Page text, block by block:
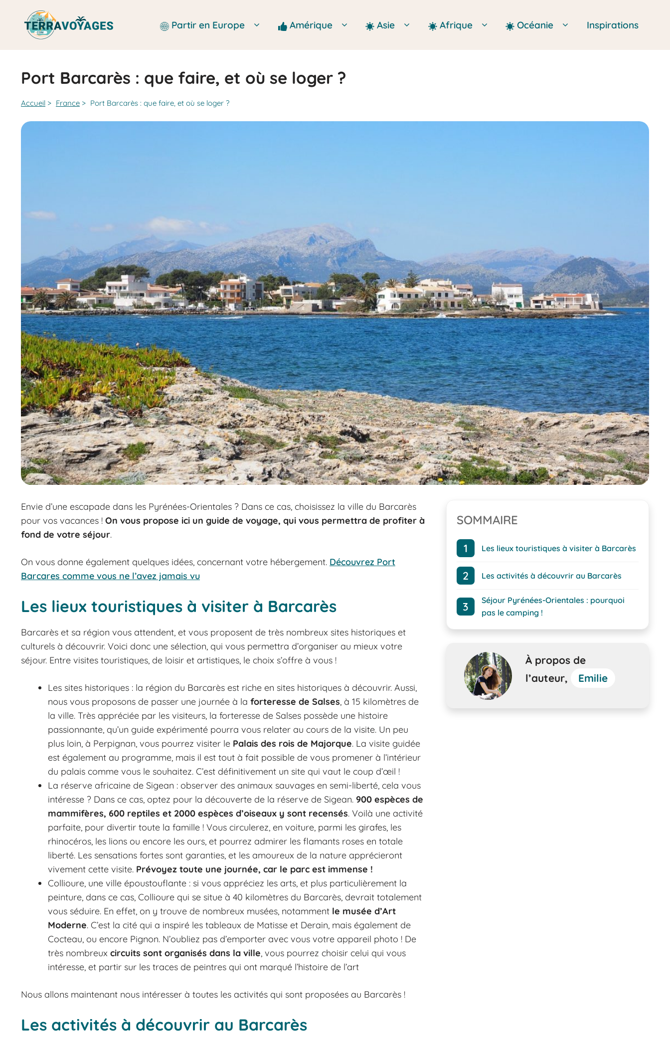
contenu
Partir en Europe Amérique Asie Afrique Océanie Inspirations
Port Barcarès : que faire, et où se loger ?
Accueil > France > Port Barcarès : que faire, et où se loger ?
Envie d’une escapade dans les Pyrénées-Orientales ? Dans ce cas, choisissez la ville du Barcarès
pour vos vacances ! On vous propose ici un guide de voyage, qui vous permettra de profiter à
fond de votre séjour.
On vous donne également quelques idées, concernant votre hébergement. Découvrez Port
Barcares comme vous ne l’avez jamais vu
Les lieux touristiques à visiter à Barcarès
Barcarès et sa région vous attendent, et vous proposent de très nombreux sites historiques et
culturels à découvrir. Voici donc une sélection, qui vous permettra d’organiser au mieux votre
séjour. Entre visites touristiques, de loisir et artistiques, le choix s’offre à vous !
Les sites historiques : la région du Barcarès est riche en sites historiques à découvrir. Aussi,
nous vous proposons de passer une journée à la forteresse de Salses, à 15 kilomètres de
la ville. Très appréciée par les visiteurs, la forteresse de Salses possède une histoire
passionnante, qu’un guide expérimenté pourra vous relater au cours de la visite. Un peu
plus loin, à Perpignan, vous pourrez visiter le Palais des rois de Majorque. La visite guidée
est également au programme, mais il est tout à fait possible de vous promener à l’intérieur
du palais comme vous le souhaitez. C’est définitivement un site qui vaut le coup d’œil !
La réserve africaine de Sigean : observer des animaux sauvages en semi-liberté, cela vous
intéresse ? Dans ce cas, optez pour la découverte de la réserve de Sigean. 900 espèces de
mammifères, 600 reptiles et 2000 espèces d’oiseaux y sont recensés. Voilà une activité
parfaite, pour divertir toute la famille ! Vous circulerez, en voiture, parmi les girafes, les
rhinocéros, les lions ou encore les ours, et pourrez admirer les flamants roses en totale
liberté. Les sensations fortes sont garanties, et les amoureux de la nature apprécieront
vivement cette visite. Prévoyez toute une journée, car le parc est immense !
Collioure, une ville époustouflante : si vous appréciez les arts, et plus particulièrement la
peinture, dans ce cas, Collioure qui se situe à 40 kilomètres du Barcarès, devrait totalement
vous séduire. En effet, on y trouve de nombreux musées, notamment le musée d’Art
Moderne. C’est la cité qui a inspiré les tableaux de Matisse et Derain, mais également de
Cocteau, ou encore Pignon. N’oubliez pas d’emporter avec vous votre appareil photo ! De
très nombreux circuits sont organisés dans la ville, vous pourrez choisir celui qui vous
intéresse, et partir sur les traces de peintres qui ont marqué l’histoire de l’art
Nous allons maintenant nous intéresser à toutes les activités qui sont proposées au Barcarès !
Les activités à découvrir au Barcarès
SOMMAIRE
Les lieux touristiques à visiter à Barcarès
Les activités à découvrir au Barcarès
Séjour Pyrénées-Orientales : pourquoi
pas le camping !
À propos de
l’auteur,
Emilie